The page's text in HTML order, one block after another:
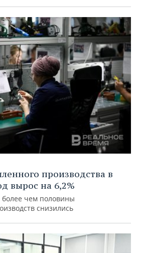
производства в
вырос на 6,2%
более чем половины
снизились